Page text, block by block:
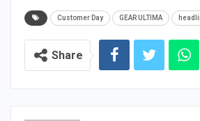
Customer Day GEAR ULTIMA
Share